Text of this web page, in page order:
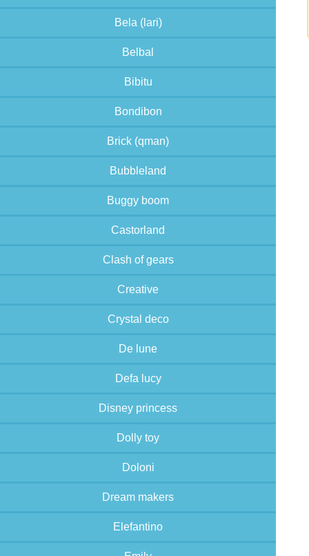
Bela (lari)
Belbal
Bibitu
Bondibon
Brick (qman)
Bubbleland
Buggy boom
Castorland
Clash of gears
Creative
Crystal deco
De lune
Defa lucy
Disney princess
Dolly toy
Doloni
Dream makers
Elefantino